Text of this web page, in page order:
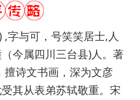
,字与可，号笑笑居士,人
今属四川三台县)人。著
诗文书画，深为文彦
其从表弟苏轼敬重。宋